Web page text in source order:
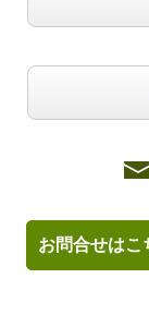
お問合せはこ